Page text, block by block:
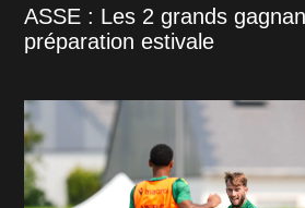
ASSE : Les 2 grands
préparation estivale